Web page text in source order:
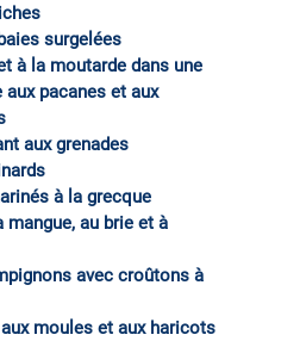
surgelées
à la moutarde dans une
pacanes et aux
aux grenades
à la grecque
mangue, au brie et à
avec croûtons à
moules et aux haricots